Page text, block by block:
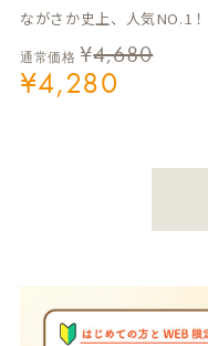
ながさか史上、人気NO.1！
通常価格 ¥4,680
¥4,280